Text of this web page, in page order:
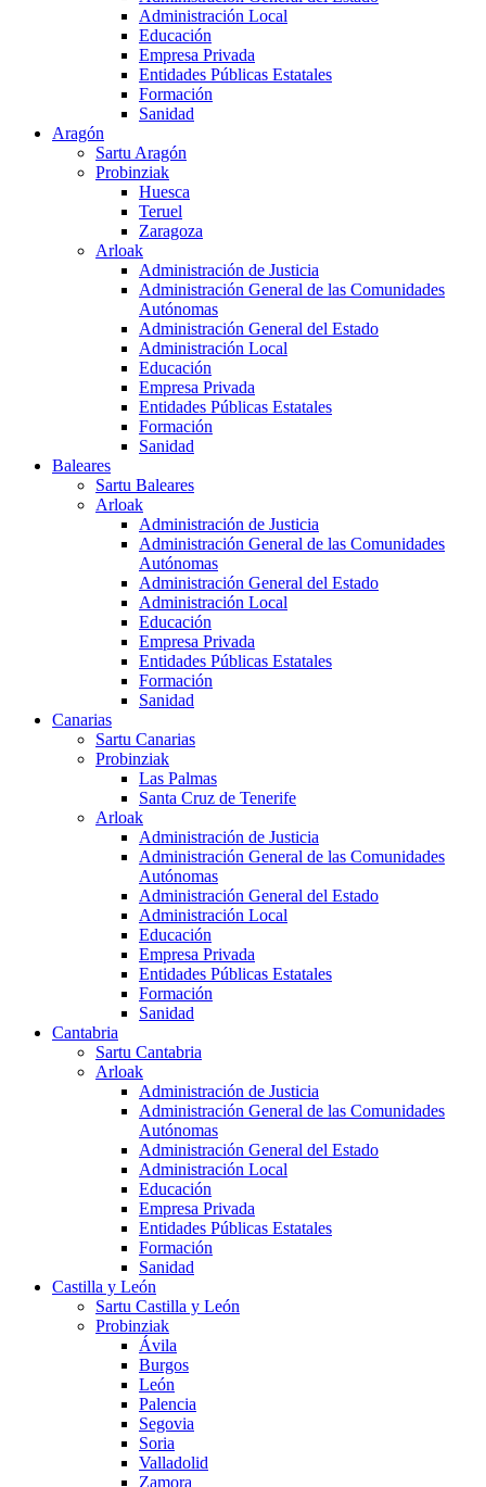
Administración Local
Educación
Empresa Privada
Entidades Públicas Estatales
Formación
Sanidad
Aragón
Sartu Aragón
Probinziak
Huesca
Teruel
Zaragoza
Arloak
Administración de Justicia
Administración General de las Comunidades
Autónomas
Administración General del Estado
Administración Local
Educación
Empresa Privada
Entidades Públicas Estatales
Formación
Sanidad
Baleares
Sartu Baleares
Arloak
Administración de Justicia
Administración General de las Comunidades
Autónomas
Administración General del Estado
Administración Local
Educación
Empresa Privada
Entidades Públicas Estatales
Formación
Sanidad
Canarias
Sartu Canarias
Probinziak
Las Palmas
Santa Cruz de Tenerife
Arloak
Administración de Justicia
Administración General de las Comunidades
Autónomas
Administración General del Estado
Administración Local
Educación
Empresa Privada
Entidades Públicas Estatales
Formación
Sanidad
Cantabria
Sartu Cantabria
Arloak
Administración de Justicia
Administración General de las Comunidades
Autónomas
Administración General del Estado
Administración Local
Educación
Empresa Privada
Entidades Públicas Estatales
Formación
Sanidad
Castilla y León
Sartu Castilla y León
Probinziak
Ávila
Burgos
León
Palencia
Segovia
Soria
Valladolid
Zamora